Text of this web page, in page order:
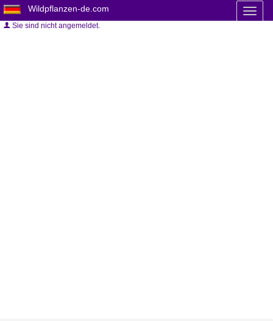
Wildpflanzen-de.com
Sie sind nicht angemeldet.